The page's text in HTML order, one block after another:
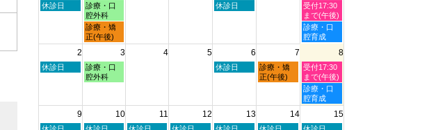
日
月
2026
休診日
月
曜
日,
7
月
2026
診療・口
腔外科
木
月
2026
休診日
土
曜
日,
8
月
2026
受付17:30
まで(午後)
月
曜
日,
月
27th
2026
診療・矯
正(午後)
土
曜
日,
月
1st
2026
診療・口
腔育成
2 3 4 5 6 7 8
日
月
2026
休診日
月
曜
月
2026
診療・口
腔外科
木
月
2026
休診日
金
曜
月
2026
診療・矯
正(午後)
土
曜
日,
8
月
2026
受付17:30
まで(午後)
土
曜
日,
月
診療・口
腔育成
9 10 11 12 13 14 15
日
月
火
水
木
金
土